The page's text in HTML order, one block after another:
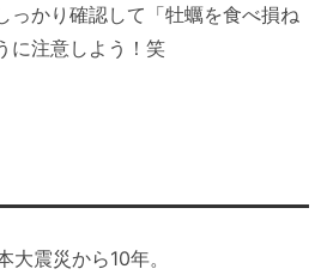
っかり確認して「牡蠣を食べ損ね
に注意しよう！笑
大震災から10年。